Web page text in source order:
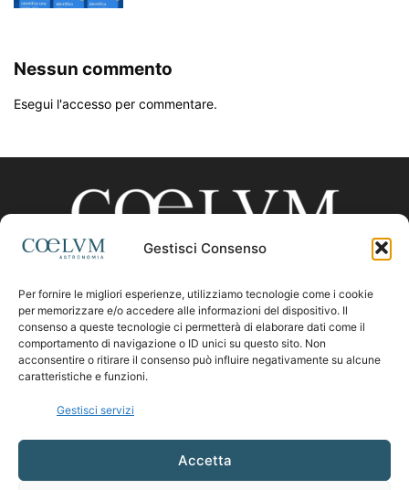
Gestisci Consenso
Per fornire le migliori esperienze, utilizziamo tecnologie come i cookie
per memorizzare e/o accedere alle informazioni del dispositivo. Il
consenso a queste tecnologie ci permetterà di elaborare dati come il
comportamento di navigazione o ID unici su questo sito. Non
acconsentire o ritirare il consenso può influire negativamente su alcune
caratteristiche e funzioni.
Gestisci servizi
Accetta
Nessun commento
Esegui l'accesso per commentare.
CHI SIAMO
Contattaci:coelumastro@coelum.com